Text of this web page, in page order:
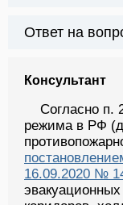
Ответ на
Консультант
Согласно п.
режима в РФ
16.09.2020 №